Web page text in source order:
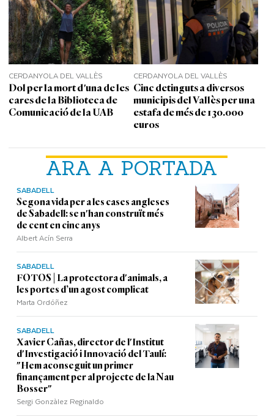
ARA A PORTADA
SABADELL
Segona vida per a les cases angleses
de Sabadell: se n'han construït més
de cent en cinc anys
Albert Acín Serra
SABADELL
FOTOS | La protectora d'animals, a
les portes d’un agost complicat
Marta Ordóñez
SABADELL
Xavier Cañas, director de l'Institut
d'Investigació i Innovació del Taulí:
"Hem aconseguit un primer
finançament per al projecte de la Nau
Bosser"
Sergi Gonzàlez Reginaldo
CERDANYOLA DEL VALLÈS
Dol per la mort d'una de les
cares de la Biblioteca de
Comunicació de la UAB
CERDANYOLA DEL VALLÈS
Cinc detinguts a diversos
municipis del Vallès per una
estafa de més de 130.000
euros